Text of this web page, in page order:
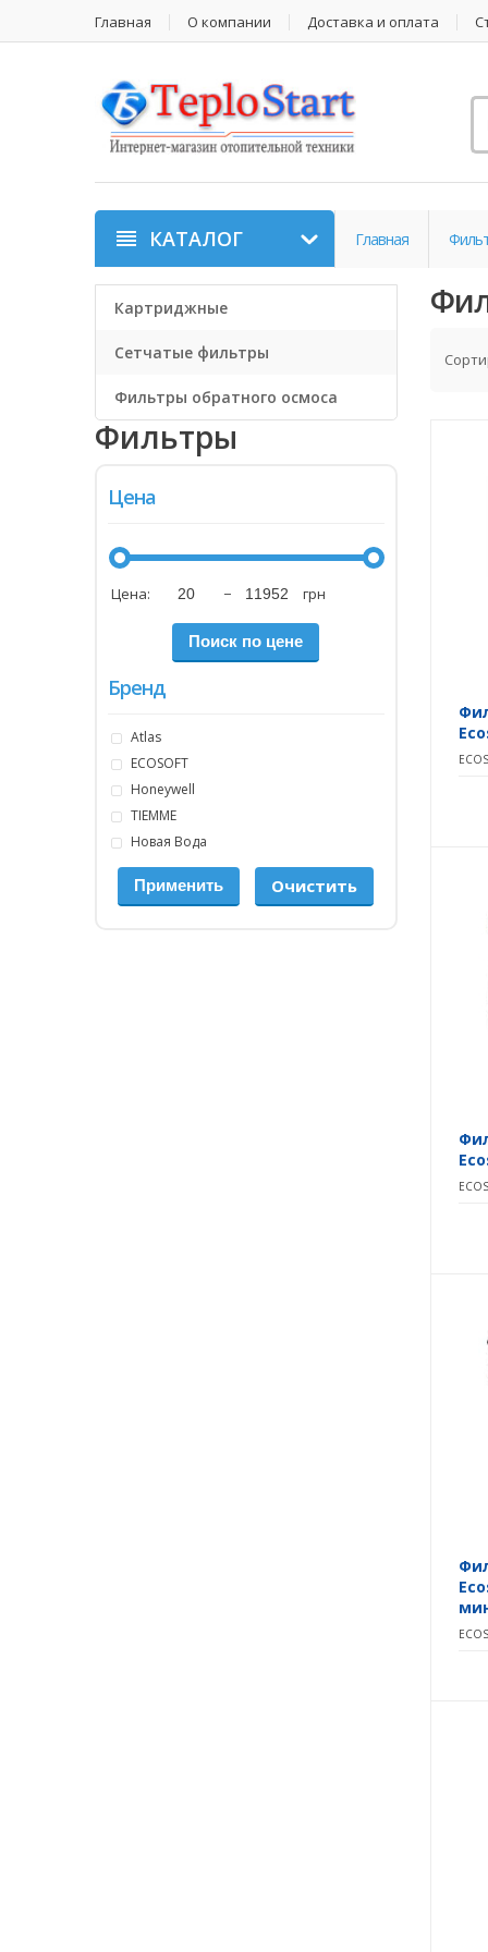
Главная О компании Доставка и оплата
КАТАЛОГ Главная
Картриджные
Сетчатые фильтры
Фильтры обратного осмоса
Фильтры
Цена
Цена: − грн
Бренд
Atlas
ECOSOFT
Honeywell
TIEMME
Новая Вода
Очистить